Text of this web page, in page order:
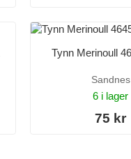
Tynn Merinoull
Sandnes
6 i lager
75 kr